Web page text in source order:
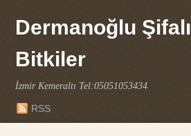
Dermanoğlu Şifalı
Bitkiler
İzmir Kemeraltı Tel:05051053434
RSS